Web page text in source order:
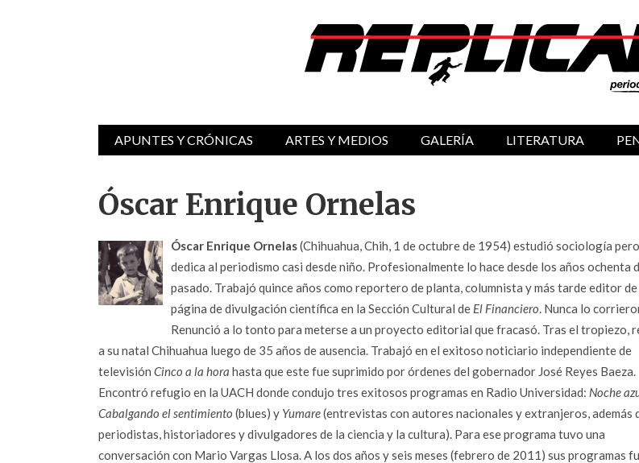
APUNTES Y CRÓNICAS ARTES Y MEDIOS GALERÍA LITERATURA
Óscar Enrique Ornelas
Óscar Enrique Ornelas(Chihuahua, Chih, 1 de octubre de 1954) estudió sociología
dedica al periodismo casi desde niño. Profesionalmente lo hace desde los años ochenta
pasado. Trabajó quince años como reportero de planta, columnista y más tarde editor de
página de divulgación científica en la Sección Cultural de El Financiero. Nunca lo
Renunció a lo tonto para meterse a un proyecto editorial que fracasó. Tras el tropiezo,
a su natal Chihuahua luego de 35 años de ausencia. Trabajó en el exitoso noticiario independiente de
televisión Cinco a la hora hasta que este fue suprimido por órdenes del gobernador José Reyes Baeza.
Encontró refugio en la UACH donde condujo tres exitosos programas en Radio Universidad: Noche
Cabalgando el sentimiento (blues) y Yumare(entrevistas con autores nacionales y extranjeros, además
periodistas, historiadores y divulgadores de la ciencia y la cultura). Para ese programa tuvo una
conversación con Mario Vargas Llosa. A los dos años y seis meses (febrero de 2011) sus programas